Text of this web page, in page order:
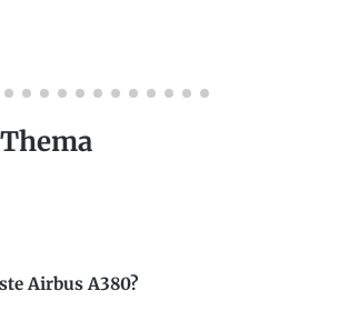
Airbus A380?